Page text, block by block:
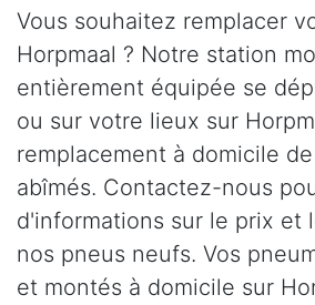
Vous souhaitez remplacer
Horpmaal ? Notre station
entièrement équipée se
ou sur votre lieux sur
remplacement à domicile
abîmés. Contactez-nous
d'informations sur le prix et
nos pneus neufs. Vos
et montés à domicile sur